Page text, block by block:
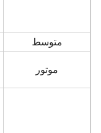
متوسط
موتور